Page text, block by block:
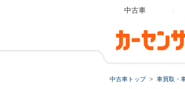
中古車
中古車トップ 車買取・